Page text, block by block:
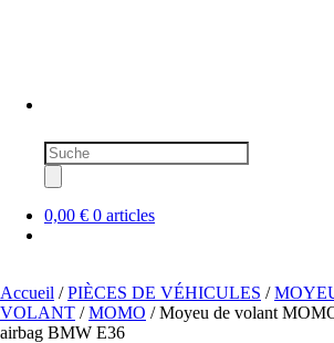
Recherche
de
produits
0,00 € 0 articles
Accueil /PIÈCES DE VÉHICULES /
VOLANT /MOMO / Moyeu de volant
airbag BMW E36